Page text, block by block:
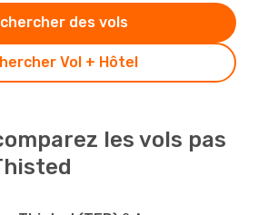
Vol + Hôtel
des vols
les vols pas